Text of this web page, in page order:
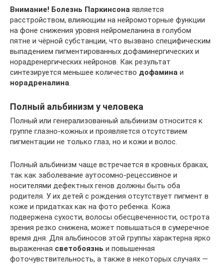
Внимание! Болезнь Паркинсона является
расстройством, влияющим на нейромоторные функции
на фоне снижения уровня нейромеланина в голубом
пятне и чёрной субстанции, что вызвано специфическим
выпадением пигментированных дофаминергических и
норадренергических нейронов. Как результат
синтезируется меньшее количество дофамина и
норадреналина
Полный альбинизм у человека
Полный или генерализованный альбинизм относится к
группе глазно-кожных и проявляется отсутствием
пигментации не только глаз, но и кожи и волос.
Полный альбинизм чаще встречается в кровных браках,
так как заболевание аутосомно-рецессивное и
носителями дефектных генов должны быть оба
родителя. У их детей с рождения отсутствует пигмент в
коже и придатках как на фото ребенка. Кожа
подвержена сухости, волосы обесцвеченности, острота
зрения резко снижена, может повышаться в сумеречное
время дня. Для альбиносов этой группы характерна ярко
выраженная светобоязнь и повышенная
фоточувствительность, а также в некоторых случаях —